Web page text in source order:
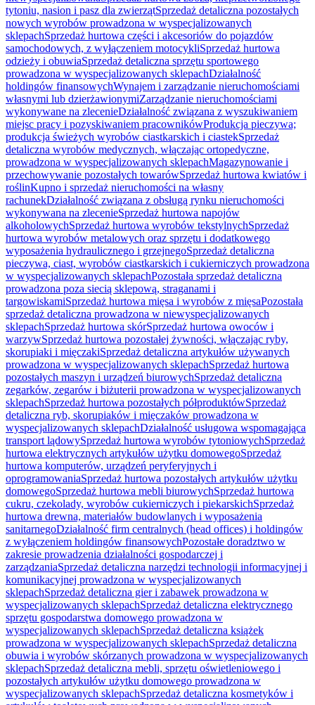
tytoniu, nasion i pasz dla zwierzątSprzedaż detaliczna pozostałych
nowych wyrobów prowadzona w wyspecjalizowanych
sklepachSprzedaż hurtowa części i akcesoriów do pojazdów
samochodowych, z wyłączeniem motocykliSprzedaż hurtowa
odzieży i obuwiaSprzedaż detaliczna sprzętu sportowego
prowadzona w wyspecjalizowanych sklepachDziałalność
holdingów finansowychWynajem i zarządzanie nieruchomościami
własnymi lub dzierżawionymiZarządzanie nieruchomościami
wykonywane na zlecenieDziałalność związana z wyszukiwaniem
miejsc pracy i pozyskiwaniem pracownikówProdukcja pieczywa;
produkcja świeżych wyrobów ciastkarskich i ciastekSprzedaż
detaliczna wyrobów medycznych, włączając ortopedyczne,
prowadzona w wyspecjalizowanych sklepachMagazynowanie i
przechowywanie pozostałych towarówSprzedaż hurtowa kwiatów i
roślinKupno i sprzedaż nieruchomości na własny
rachunekDziałalność związana z obsługą rynku nieruchomości
wykonywana na zlecenieSprzedaż hurtowa napojów
alkoholowychSprzedaż hurtowa wyrobów tekstylnychSprzedaż
hurtowa wyrobów metalowych oraz sprzętu i dodatkowego
wyposażenia hydraulicznego i grzejnegoSprzedaż detaliczna
pieczywa, ciast, wyrobów ciastkarskich i cukierniczych prowadzona
w wyspecjalizowanych sklepachPozostała sprzedaż detaliczna
prowadzona poza siecią sklepową, straganami i
targowiskamiSprzedaż hurtowa mięsa i wyrobów z mięsaPozostała
sprzedaż detaliczna prowadzona w niewyspecjalizowanych
sklepachSprzedaż hurtowa skórSprzedaż hurtowa owoców i
warzywSprzedaż hurtowa pozostałej żywności, włączając ryby,
skorupiaki i mięczakiSprzedaż detaliczna artykułów używanych
prowadzona w wyspecjalizowanych sklepachSprzedaż hurtowa
pozostałych maszyn i urządzeń biurowychSprzedaż detaliczna
zegarków, zegarów i biżuterii prowadzona w wyspecjalizowanych
sklepachSprzedaż hurtowa pozostałych półproduktówSprzedaż
detaliczna ryb, skorupiaków i mięczaków prowadzona w
wyspecjalizowanych sklepachDziałalność usługowa wspomagająca
transport lądowySprzedaż hurtowa wyrobów tytoniowychSprzedaż
hurtowa elektrycznych artykułów użytku domowegoSprzedaż
hurtowa komputerów, urządzeń peryferyjnych i
oprogramowaniaSprzedaż hurtowa pozostałych artykułów użytku
domowegoSprzedaż hurtowa mebli biurowychSprzedaż hurtowa
cukru, czekolady, wyrobów cukierniczych i piekarskichSprzedaż
hurtowa drewna, materiałów budowlanych i wyposażenia
sanitarnegoDziałalność firm centralnych (head offices) i holdingów
z wyłączeniem holdingów finansowychPozostałe doradztwo w
zakresie prowadzenia działalności gospodarczej i
zarządzaniaSprzedaż detaliczna narzędzi technologii informacyjnej i
komunikacyjnej prowadzona w wyspecjalizowanych
sklepachSprzedaż detaliczna gier i zabawek prowadzona w
wyspecjalizowanych sklepachSprzedaż detaliczna elektrycznego
sprzętu gospodarstwa domowego prowadzona w
wyspecjalizowanych sklepachSprzedaż detaliczna książek
prowadzona w wyspecjalizowanych sklepachSprzedaż detaliczna
obuwia i wyrobów skórzanych prowadzona w wyspecjalizowanych
sklepachSprzedaż detaliczna mebli, sprzętu oświetleniowego i
pozostałych artykułów użytku domowego prowadzona w
wyspecjalizowanych sklepachSprzedaż detaliczna kosmetyków i